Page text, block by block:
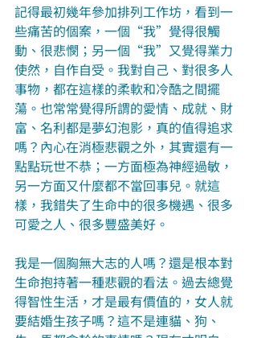
記得最初幾年參加排列工作坊，看到一
些痛苦的個案，一個“我”覺得很觸
動、很悲憫；另一個“我”又覺得業力
使然，自作自受。我對自己、對很多人
事物，都在這樣的柔軟和冷酷之間擺
蕩。也常常覺得所謂的愛情、成就、財
富、名利都是夢幻泡影，真的值得追求
嗎？內心在消極悲觀之外，其實還有一
點點玩世不恭；一方面極為神經過敏，
另一方面又什麼都不當回事兒。就這
樣，我錯失了生命中的很多機遇、很多
可愛之人、很多豐盛美好。
我是一個胸無大志的人嗎？還是根本對
生命抱持著一種悲觀的看法。過去總覺
得智性生活，才是最有價值的，女人就
要結婚生孩子嗎？這不是連貓、狗、